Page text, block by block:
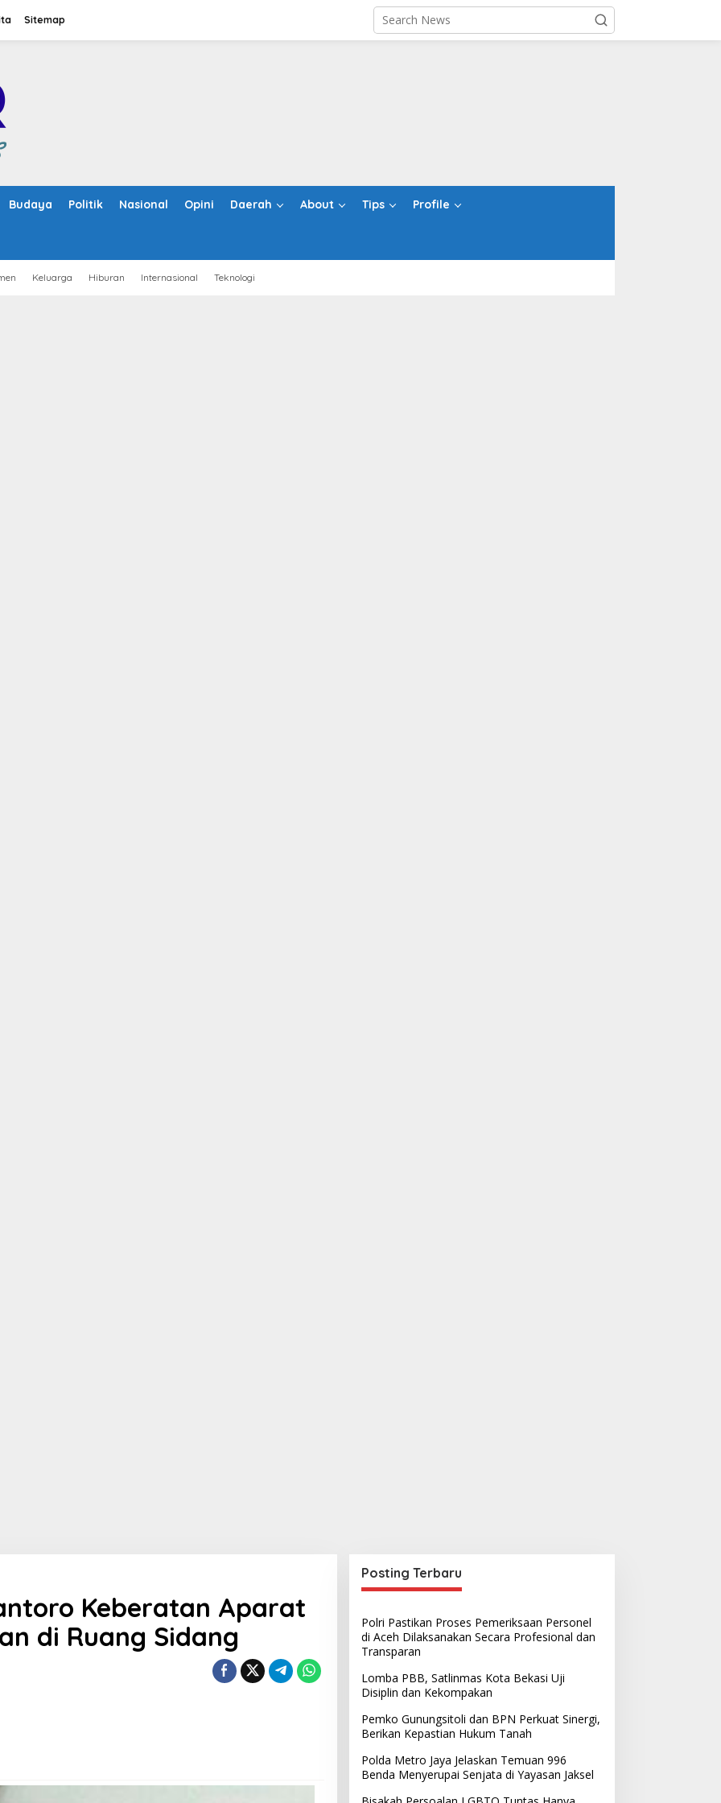
Sitemap
Budaya Politik Nasional Opini Daerah About Tips Profile
Keluarga Hiburan Internasional Teknologi
Keberatan Aparat
di Ruang Sidang
Posting Terbaru
Polri Pastikan Proses Pemeriksaan Personel
di Aceh Dilaksanakan Secara Profesional dan
Transparan
Lomba PBB, Satlinmas Kota Bekasi Uji
Disiplin dan Kekompakan
Pemko Gunungsitoli dan BPN Perkuat Sinergi,
Berikan Kepastian Hukum Tanah
Polda Metro Jaya Jelaskan Temuan 996
Benda Menyerupai Senjata di Yayasan Jaksel